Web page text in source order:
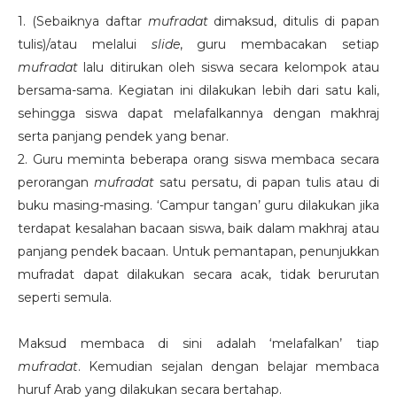
1. (Sebaiknya daftar mufradatdimaksud, ditulis di papan
tulis)/atau melalui slide, guru membacakan setiap
mufradat lalu ditirukan oleh siswa secara kelompok atau
bersama-sama. Kegiatan ini dilakukan lebih dari satu kali,
sehingga siswa dapat melafalkannya dengan makhraj
serta panjang pendek yang benar.
2. Guru meminta beberapa orang siswa membaca secara
perorangan mufradat satu persatu, di papan tulis atau di
buku masing-masing. ‘Campur tangan’ guru dilakukan jika
terdapat kesalahan bacaan siswa, baik dalam makhraj atau
panjang pendek bacaan. Untuk pemantapan, penunjukkan
mufradat dapat dilakukan secara acak, tidak berurutan
seperti semula.
Maksud membaca di sini adalah ‘melafalkan’ tiap
mufradat. Kemudian sejalan dengan belajar membaca
huruf Arab yang dilakukan secara bertahap.